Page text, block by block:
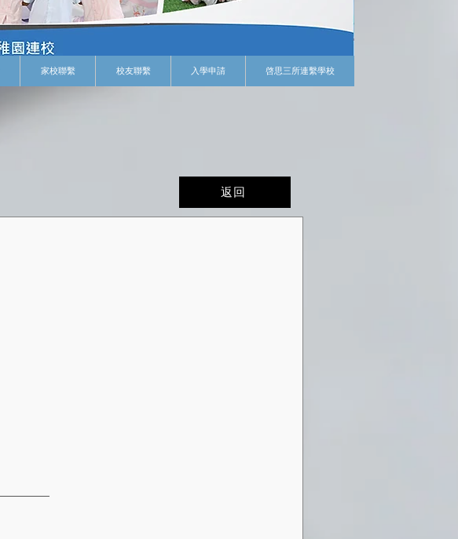
家校聯繫 校友聯繫 入學申請 啓思三所連繫學校
返回